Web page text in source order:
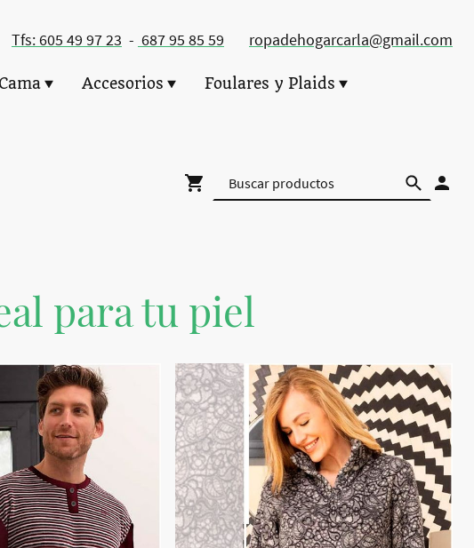
Tfs: 605 49 97 23 - 687 95 85 59 ropadehogarcarla@gmail.com
Accesorios
Foulares y Plaids
para tu piel